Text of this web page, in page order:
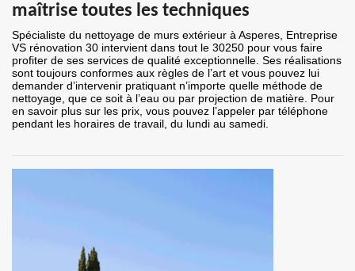
maîtrise toutes les techniques
Spécialiste du nettoyage de murs extérieur à Asperes, Entreprise
VS rénovation 30 intervient dans tout le 30250 pour vous faire
profiter de ses services de qualité exceptionnelle. Ses réalisations
sont toujours conformes aux règles de l’art et vous pouvez lui
demander d’intervenir pratiquant n’importe quelle méthode de
nettoyage, que ce soit à l’eau ou par projection de matière. Pour
en savoir plus sur les prix, vous pouvez l’appeler par téléphone
pendant les horaires de travail, du lundi au samedi.